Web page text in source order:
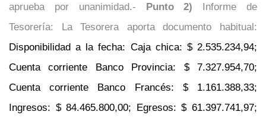
aprueba por unanimidad.- Punto 2) Informe de
Tesorería: La Tesorera aporta documento habitual:
Disponibilidad a la fecha: Caja chica: $ 2.535.234,94;
Cuenta corriente Banco Provincia: $ 7.327.954,70;
Cuenta corriente Banco Francés: $ 1.161.388,33;
Ingresos: $ 84.465.800,00; Egresos: $ 61.397.741,97;